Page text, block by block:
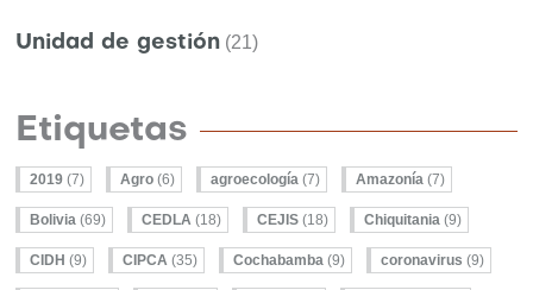
Unidad de gestión (21)
Etiquetas
2019 (7) Agro (6) agroecología (7) Amazonía (7)
Bolivia (69) CEDLA (18) CEJIS (18) Chiquitania (9)
CIDH (9) CIPCA (35) Cochabamba (9) coronavirus (9)